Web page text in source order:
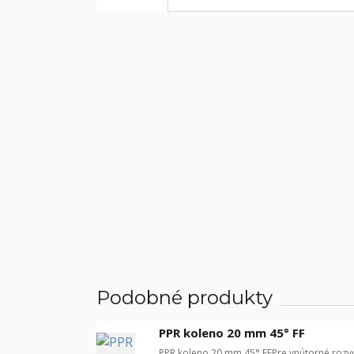
Podobné produkty
PPR koleno 20 mm 45° FF